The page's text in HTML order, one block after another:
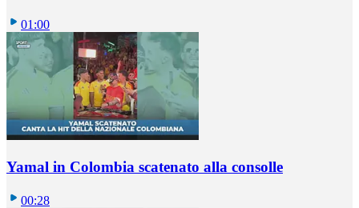
01:00
Yamal in Colombia scatenato alla consolle
00:28